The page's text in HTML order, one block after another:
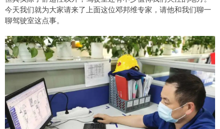
今天我们就为大家请来了上面这位邓邦维专家，请他和我们聊一
聊驾驶室这点事。